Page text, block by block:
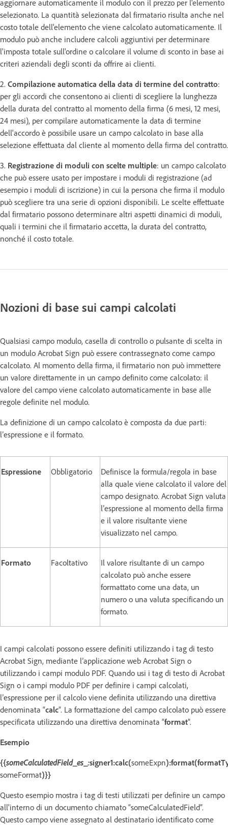
aggiornare automaticamente il modulo con il prezzo per l'elemento
selezionato. La quantità selezionata dal firmatario risulta anche nel
costo totale dell'elemento che viene calcolato automaticamente. Il
modulo può anche includere calcoli aggiuntivi per determinare
l'imposta totale sull'ordine o calcolare il volume di sconto in base ai
criteri aziendali degli sconti da offrire ai clienti.
2. Compilazione automatica della data di termine del contratto:
per gli accordi che consentono ai clienti di scegliere la lunghezza
della durata del contratto al momento della firma (6 mesi, 12 mesi,
24 mesi), per compilare automaticamente la data di termine
dell'accordo è possibile usare un campo calcolato in base alla
selezione effettuata dal cliente al momento della firma del contratto.
3. Registrazione di moduli con scelte multiple: un campo calcolato
che può essere usato per impostare i moduli di registrazione (ad
esempio i moduli di iscrizione) in cui la persona che firma il modulo
può scegliere tra una serie di opzioni disponibili. Le scelte effettuate
dal firmatario possono determinare altri aspetti dinamici di moduli,
quali i termini che il firmatario accetta, la durata del contratto,
nonché il costo totale.
Nozioni di base sui campi calcolati
Qualsiasi campo modulo, casella di controllo o pulsante di scelta in
un modulo Acrobat Sign può essere contrassegnato come campo
calcolato. Al momento della firma, il firmatario non può immettere
un valore direttamente in un campo definito come calcolato: il
valore del campo viene calcolato automaticamente in base alle
regole definite nel modulo.
La definizione di un campo calcolato è composta da due parti:
l’espressione e il formato.
Espressione Obbligatorio
Definisce la formula/regola in base
alla quale viene calcolato il valore del
campo designato. Acrobat Sign valuta
l’espressione al momento della firma
e il valore risultante viene
visualizzato nel campo.
Formato Facoltativo
Il valore risultante di un campo
calcolato può anche essere
formattato come una data, un
numero o una valuta specificando un
formato.
I campi calcolati possono essere definiti utilizzando i tag di testo
Acrobat Sign, mediante l’applicazione web Acrobat Sign o
utilizzando i campi modulo PDF. Quando usi i tag di testo di Acrobat
Sign o i campi modulo PDF per definire i campi calcolati,
l’espressione per il calcolo viene definita utilizzando una direttiva
denominata “calc”. La formattazione del campo calcolato può essere
specificata utilizzando una direttiva denominata “format”.
Esempio
{{someCalculatedField_es_:signer1:calc(someExpn
someFormat)}}
Questo esempio mostra i tag di testi utilizzati per definire un campo
all'interno di un documento chiamato “someCalculatedField”.
Questo campo viene assegnato al destinatario identificato come